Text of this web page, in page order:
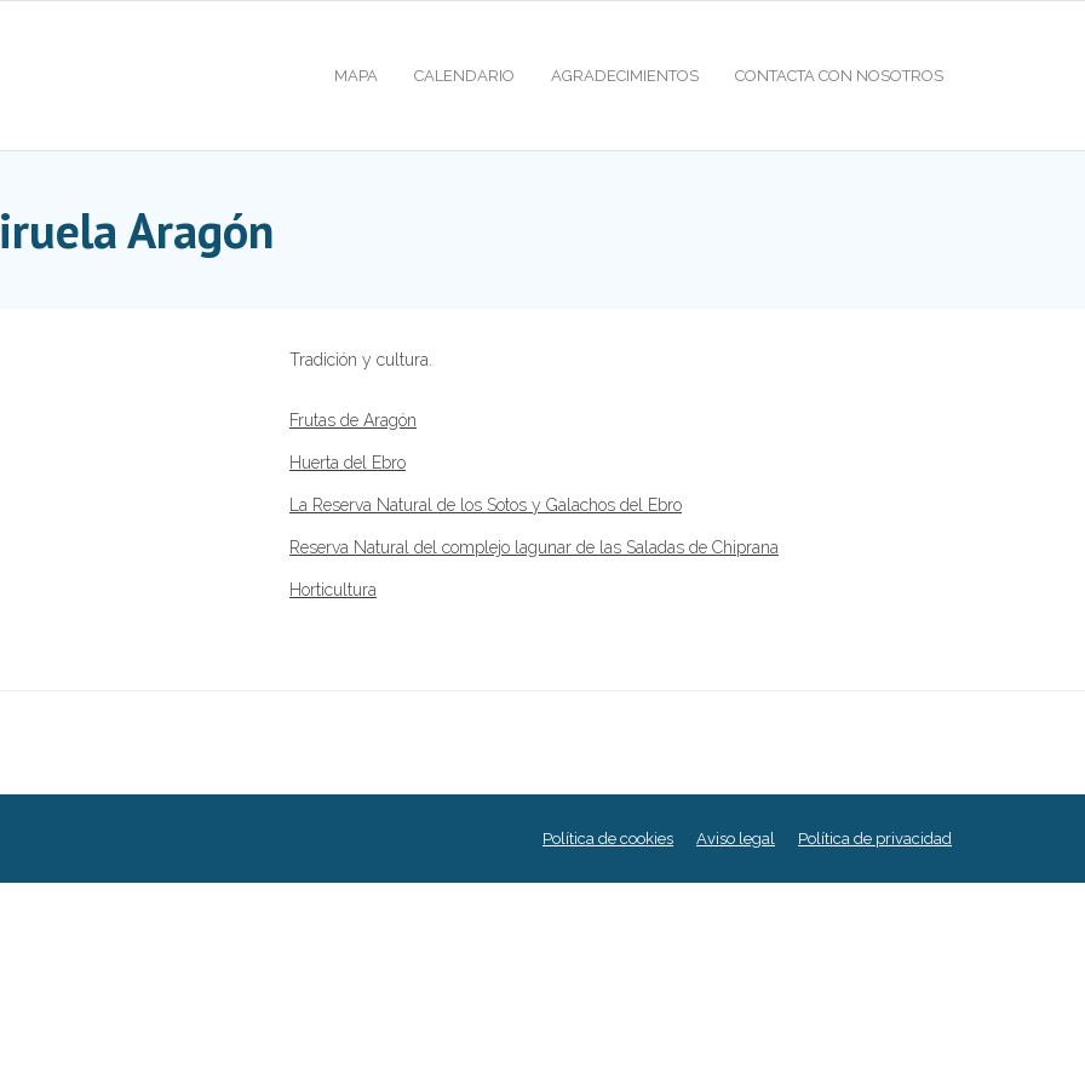
MAPA CALENDARIO AGRADECIMIENTOS CONTACTA CON NOSOTROS
Aragón
Tradición y cultura.
Frutas de Aragón
Huerta del Ebro
La Reserva Natural de los Sotos y Galachos del Ebro
Reserva Natural del complejo lagunar de las Saladas de Chiprana
Horticultura
Política de cookies Aviso legal Política de privacidad